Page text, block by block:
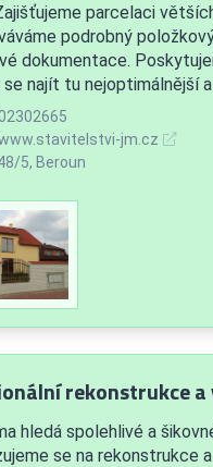
parcelaci
podrobný
dokumentace.
se najít tu nejoptimálnější
jm.cz
5, Beroun
rekonstrukce
hledá spolehlivé a
se na rekonstrukce